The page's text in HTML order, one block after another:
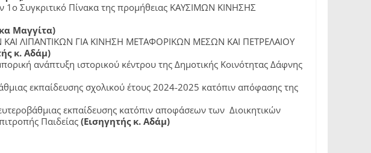
Συγκριτικό Πίνακα της προμήθειας ΚΑΥΣΙΜΩΝ ΚΙΝΗΣΗΣ
Μαγγίτα)
ΛΙΠΑΝΤΙΚΩΝ ΓΙΑ ΚΙΝΗΣΗ ΜΕΤΑΦΟΡΙΚΩΝ ΜΕΣΩΝ ΚΑΙ ΠΕΤΡΕΛΑΙΟΥ
κ. Αδάμ)
ανάπτυξη ιστορικού κέντρου της Δημοτικής Κοινότητας Δάφνης
εκπαίδευσης σχολικού έτους 2024-2025 κατόπιν απόφασης της
εκπαίδευσης κατόπιν αποφάσεων των Διοικητικών
Παιδείας (Εισηγητής κ. Αδάμ)